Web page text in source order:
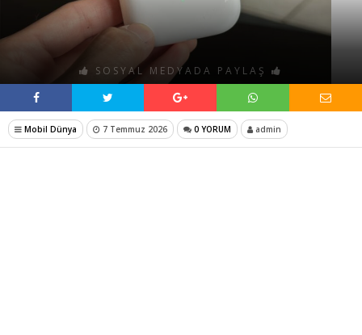
SOSYAL MEDYADA PAYLAŞ
Mobil Dünya 7 Temmuz 2026 0 YORUM admin